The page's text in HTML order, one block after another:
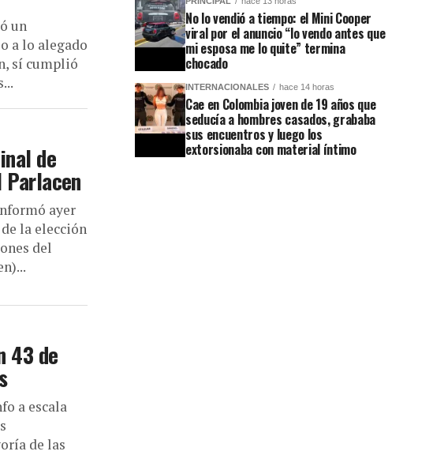
un
a lo alegado
sí cumplió
de
ayer
la elección
del
43 de
a escala
de las
No lo vendió a tiempo: el Mini Cooper
viral por el anuncio “lo vendo antes que
mi esposa me lo quite” termina
chocado
INTERNACIONALES hace 14 horas
Cae en Colombia joven de 19 años que
seducía a hombres casados, grababa
sus encuentros y luego los
extorsionaba con material íntimo